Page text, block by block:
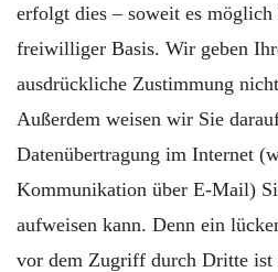
erfolgt dies – soweit es
freiwilliger Basis. Wir geben
ausdrückliche Zustimmung
Außerdem weisen wir Sie
Datenübertragung im Internet
Kommunikation über E-Mail)
aufweisen kann. Denn ein
vor dem Zugriff durch Dritte